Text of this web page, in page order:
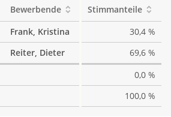
Bewerbende
Stimmanteile
Frank, Kristina
30,4 %
Reiter, Dieter
69,6 %
0,0 %
100,0 %